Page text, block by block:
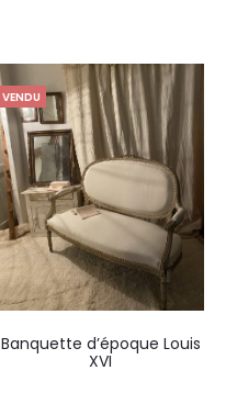
VENDU
Banquette d’époque Louis
XVI